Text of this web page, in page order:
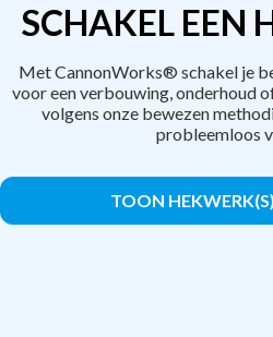
SCHAKEL EEN
Met CannonWorks® schakel je
voor een verbouwing, onderhoud
volgens onze bewezen
probleemloos
TOON